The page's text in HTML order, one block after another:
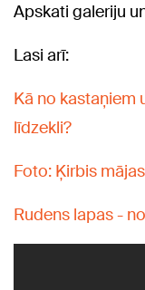
Apskati galeriju
Lasi arī:
Kā no kastaņiem
līdzekli?
Foto: Ķirbis
Rudens lapas -